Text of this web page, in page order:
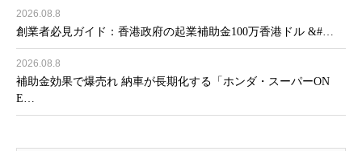
2026.08.8
創業者必見ガイド：香港政府の起業補助金100万香港ドル &#…
2026.08.8
補助金効果で爆売れ 納車が長期化する「ホンダ・スーパーON
E…